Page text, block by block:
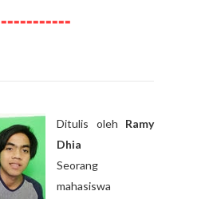
===========
Ditulis oleh Ramy
Dhia
Seorang
mahasiswa